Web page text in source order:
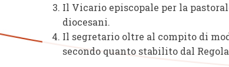
Il Vicario episcopale per la
diocesani.
Il segretario oltre al compito di
secondo quanto stabilito dal